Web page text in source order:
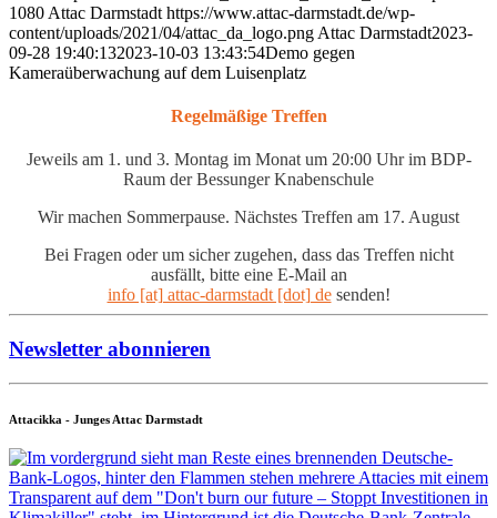
1080 Attac Darmstadt https://www.attac-darmstadt.de/wp-
content/uploads/2021/04/attac_da_logo.png Attac Darmstadt2023-
09-28 19:40:132023-10-03 13:43:54Demo gegen
Kameraüberwachung auf dem Luisenplatz
Regelmäßige Treffen
Jeweils am 1. und 3. Montag im Monat um 20:00 Uhr im BDP-
Raum der Bessunger Knabenschule
Wir machen Sommerpause. Nächstes Treffen am 17. August
Bei Fragen oder um sicher zugehen, dass das Treffen nicht
ausfällt, bitte eine E-Mail an
info [at] attac-darmstadt [dot] desenden!
Newsletter abonnieren
Attacikka - Junges Attac Darmstadt